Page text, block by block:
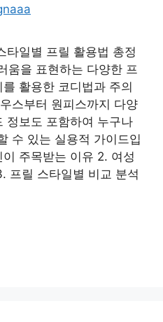
타일별 프릴 활용법 총정
움을 표현하는 다양한 프
활용한 코디법과 주의
스부터 원피스까지 다양
정보도 포함하여 누구나
수 있는 실용적 가이드입
주목받는 이유 2. 여성
프릴 스타일별 비교 분석